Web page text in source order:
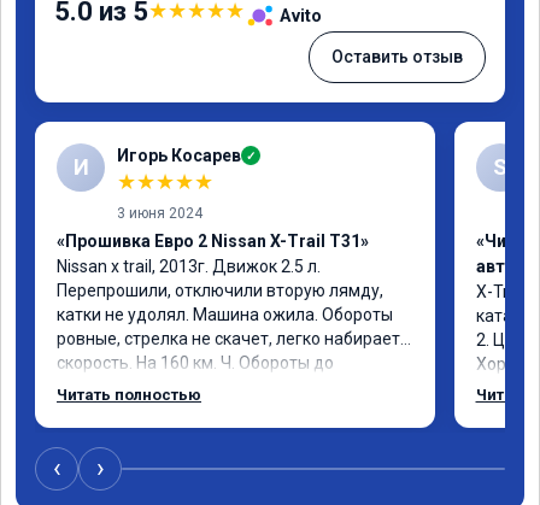
5.0 из 5★★★★★ Avito
Оставить отзыв
И Игорь Косарев ✓
★★★★★
3 июня 2024
«Прошивка Евро 2 Nissan X-Trail T31»
Nissan x trаil, 2013г. Движок 2.5 л.
Перепрошили, отключили вторую лямду,
катки не удолял. Машина ожила. Обороты
ровные, стрелка не скачет, легко набирает
скорость. На 160 км. Ч. Обороты до
3000.расход тот-же без изменения 12л.
Читать полностью
S
«Чип
X-Trail
2. Цена
Читать
‹ ›